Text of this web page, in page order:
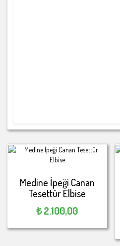
Medine İpeği Canan
Tesettür Elbise
₺2.100,00